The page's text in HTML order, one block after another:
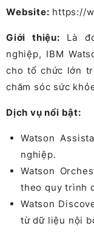
Website: https://
Giới thiệu: Là
nghiệp, IBM
cho tổ chức lớn
chăm sóc sức
Dịch vụ nổi bật:
Watson
nghiệp.
Watson
theo quy trình
Watson
từ dữ liệu nội